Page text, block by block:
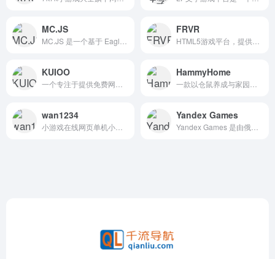
MC.JS FRVR
KUIOO HammyHome
wan1234 Yandex Games